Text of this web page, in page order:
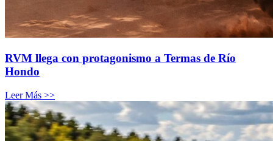
RVM llega con protagonismo a Termas de Río
Hondo
Leer Más >>